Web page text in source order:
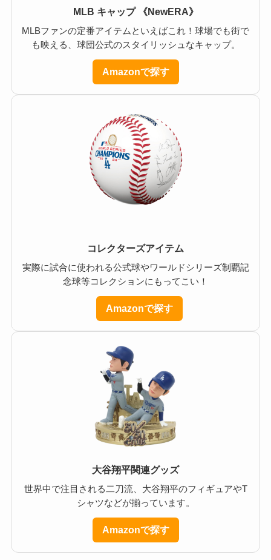
MLB キャップ 《NewERA》
MLBファンの定番アイテムといえばこれ！球場でも街で
も映える、球団公式のスタイリッシュなキャップ。
Amazonで探す
コレクターズアイテム
実際に試合に使われる公式球やワールドシリーズ制覇記
念球等コレクションにもってこい！
Amazonで探す
大谷翔平関連グッズ
世界中で注目される二刀流、大谷翔平のフィギュアやT
シャツなどが揃っています。
Amazonで探す